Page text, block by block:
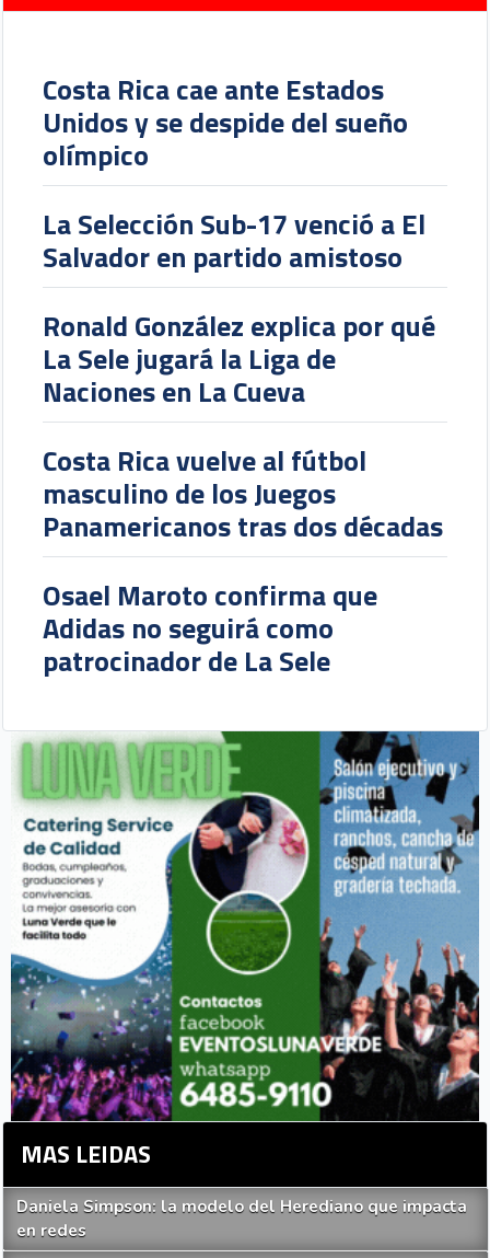
Costa Rica cae ante Estados
Unidos y se despide del sueño
olímpico
La Selección Sub-17 venció a El
Salvador en partido amistoso
Ronald González explica por qué
La Sele jugará la Liga de
Naciones en La Cueva
Costa Rica vuelve al fútbol
masculino de los Juegos
Panamericanos tras dos décadas
Osael Maroto confirma que
Adidas no seguirá como
patrocinador de La Sele
MAS LEIDAS
Daniela Simpson: la modelo del Herediano que impacta
en redes